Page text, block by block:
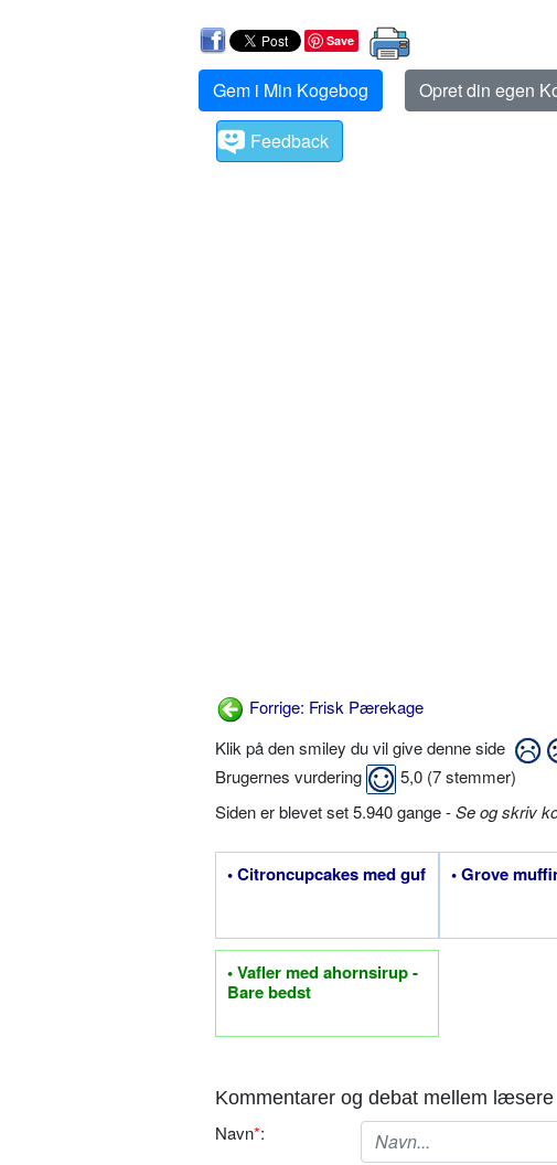
Save
Gem i Min Kogebog Opret din egen
Feedback
Forrige: Frisk Pærekage
Klik på den smiley du vil give denne side
Brugernes vurdering
5,0 (7stemmer)
Siden er blevet set 5.940 gange -Se og skriv
• Citroncupcakes med guf • Grove
• Vafler med ahornsirup -
Bare bedst
Kommentarer og debat mellem læsere
Navn*: